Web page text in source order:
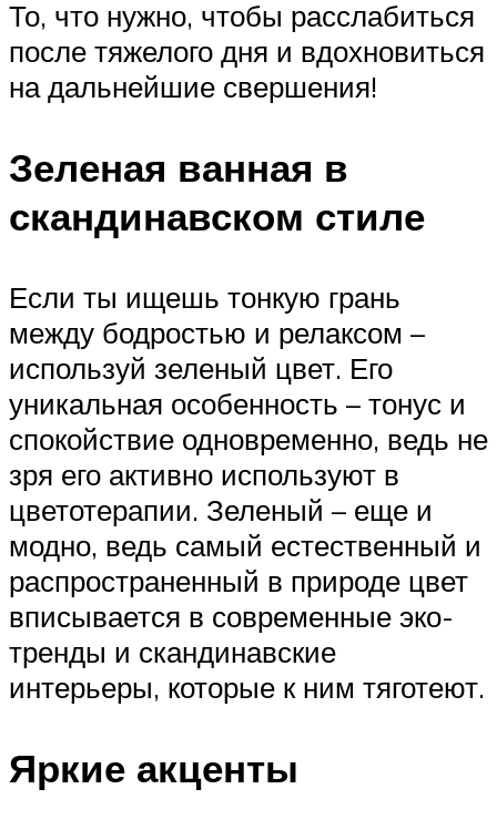
То, что нужно, чтобы расслабиться
после тяжелого дня и вдохновиться
на дальнейшие свершения!
Зеленая ванная в
скандинавском стиле
Если ты ищешь тонкую грань
между бодростью и релаксом –
используй зеленый цвет. Его
уникальная особенность – тонус и
спокойствие одновременно, ведь не
зря его активно используют в
цветотерапии. Зеленый – еще и
модно, ведь самый естественный и
распространенный в природе цвет
вписывается в современные эко-
тренды и скандинавские
интерьеры, которые к ним тяготеют.
Яркие акценты